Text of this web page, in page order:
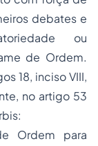
debates e
ou
de Ordem.
18, inciso VIII,
no artigo 53
:
Ordem para